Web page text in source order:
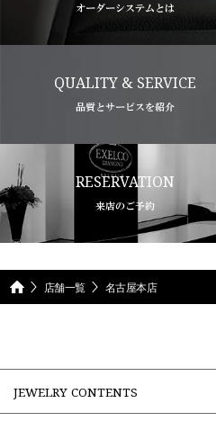
オーダーシステムとは
QUALITY & SERVICE
品質とサービスを紹介
RESERVATION
来店のご予約
店舗一覧 名古屋本店
JEWELRY CONTENTS